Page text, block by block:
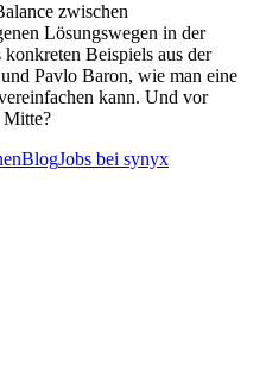
zwischen
Lösungswegen in der
Beispiels aus der
Pavlo Baron, wie man eine
kann. Und vor
Mitte?
BlogJobs bei synyx